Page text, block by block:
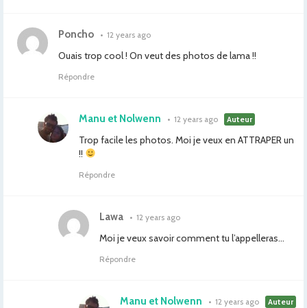
Poncho • 12 years ago
Ouais trop cool ! On veut des photos de lama !!
Répondre
Manu et Nolwenn • 12 years ago Auteur
Trop facile les photos. Moi je veux en ATTRAPER un
!!
Répondre
Lawa • 12 years ago
Moi je veux savoir comment tu l’appelleras…
Répondre
Manu et Nolwenn • 12 years ago Auteur